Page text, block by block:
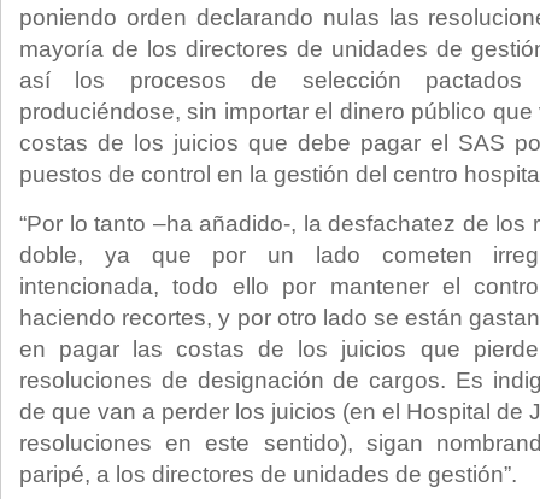
poniendo orden declarando nulas las
mayoría de los directores de unidades de
así los procesos de selección pactados
produciéndose, sin importar el dinero público
costas de los juicios que debe pagar el SAS
puestos de control en la gestión del centro
“Por lo tanto –ha añadido-, la desfachatez de los
doble, ya que por un lado cometen
intencionada, todo ello por mantener el
haciendo recortes, y por otro lado se están
en pagar las costas de los juicios que
resoluciones de designación de cargos. Es
de que van a perder los juicios (en el Hospital de
resoluciones en este sentido), sigan
paripé, a los directores de unidades de gestión”.